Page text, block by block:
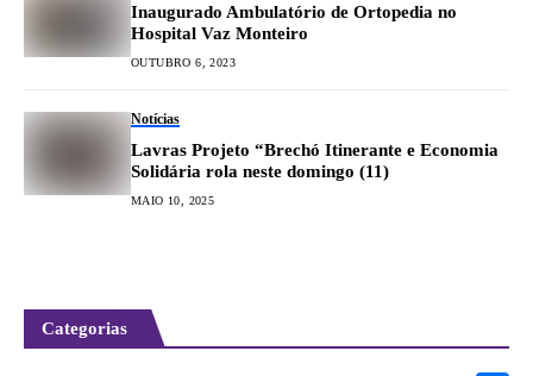
Inaugurado Ambulatório de Ortopedia no
Hospital Vaz Monteiro
OUTUBRO 6, 2023
Notícias
Lavras Projeto “Brechó Itinerante e Economia
Solidária rola neste domingo (11)
MAIO 10, 2025
Categorias